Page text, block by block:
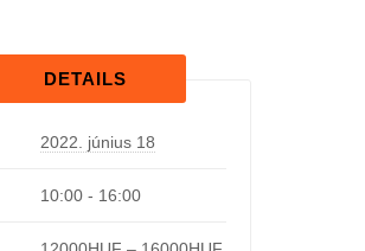
DETAILS
2022. június 18
10:00 - 16:00